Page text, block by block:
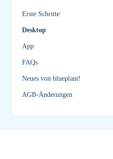
Erste Schritte
Desktop
App
FAQs
Neues von blueplant!
AGB-Änderungen